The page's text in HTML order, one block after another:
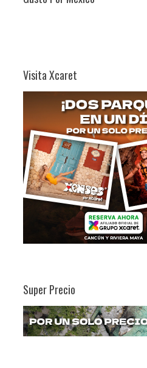
Visita Xcaret
Super Precio